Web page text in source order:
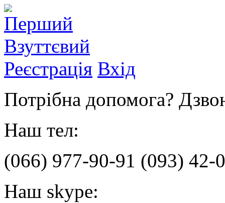
Реєстрація Вхід
Потрібна допомога?
Наш тел:
(066) 977-90-91 (093) 42-
Наш skype: